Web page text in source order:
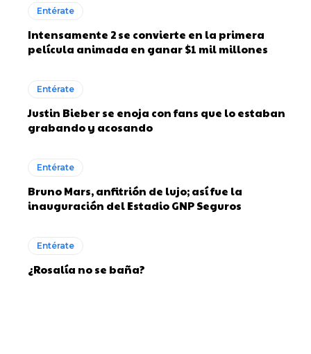
Entérate
Intensamente 2 se convierte en la primera
película animada en ganar $1 mil millones
Entérate
Justin Bieber se enoja con fans que lo estaban
grabando y acosando
Entérate
Bruno Mars, anfitrión de lujo; así fue la
inauguración del Estadio GNP Seguros
Entérate
¿Rosalía no se baña?